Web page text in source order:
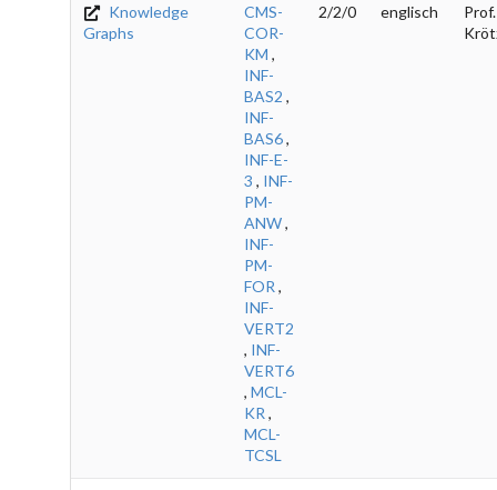
Knowledge
Graphs
CMS-
COR-
KM ,
INF-
BAS2 ,
INF-
BAS6,
INF-E-
3 , INF-
PM-
ANW,
INF-
PM-
FOR ,
INF-
VERT2
, INF-
VERT6
, MCL-
KR ,
MCL-
TCSL
2/2/0 englisch
Prof.